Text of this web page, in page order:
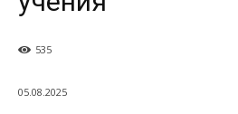
535
05.08.2025